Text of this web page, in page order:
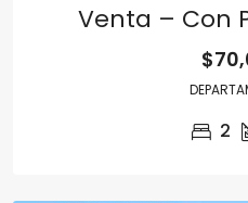
Venta – Con
2